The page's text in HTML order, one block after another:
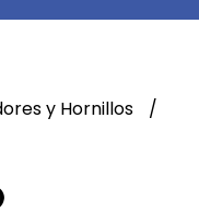
y Hornillos